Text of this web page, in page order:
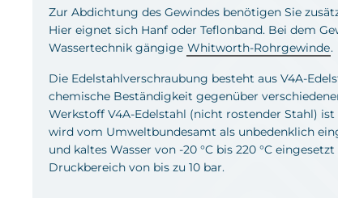
Zur Abdichtung des Gewindes benötigen Sie
Hier eignet sich Hanf oder Teflonband. Bei dem
Wassertechnik gängige Whitworth-Rohrgewinde.
Die Edelstahlverschraubung besteht aus V4A-
chemische Beständigkeit gegenüber
Werkstoff V4A-Edelstahl (nicht rostender Stahl)
wird vom Umweltbundesamt als unbedenklich
und kaltes Wasser von -20 °C bis 220 °C
Druckbereich von bis zu 10 bar.